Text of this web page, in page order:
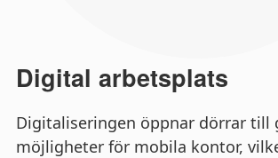
Digital arbetsplats
Digitaliseringen öppnar dörrar till
möjligheter för mobila kontor,